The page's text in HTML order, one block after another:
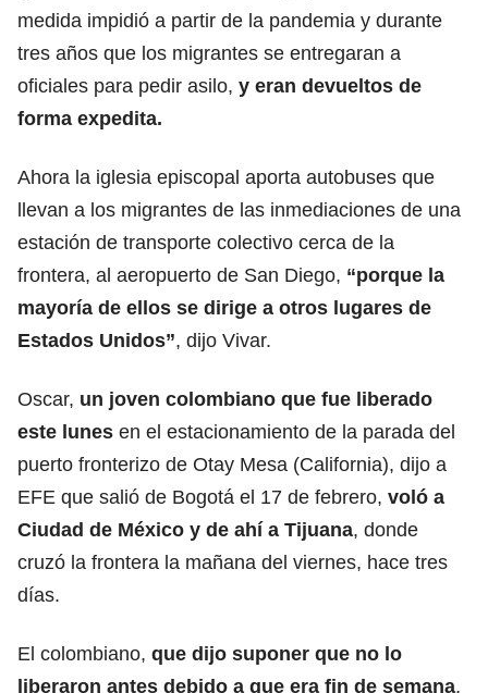
medida impidió a partir de la pandemia y durante
tres años que los migrantes se entregaran a
oficiales para pedir asilo, y eran devueltos de
forma expedita.
Ahora la iglesia episcopal aporta autobuses que
llevan a los migrantes de las inmediaciones de una
estación de transporte colectivo cerca de la
frontera, al aeropuerto de San Diego, “porque la
mayoría de ellos se dirige a otros lugares de
Estados Unidos”, dijo Vivar.
Oscar, un joven colombiano que fue liberado
este lunes en el estacionamiento de la parada del
puerto fronterizo de Otay Mesa (California), dijo a
EFE que salió de Bogotá el 17 de febrero, voló a
Ciudad de México y de ahí a Tijuana, donde
cruzó la frontera la mañana del viernes, hace tres
días.
El colombiano, que dijo suponer que no lo
liberaron antes debido a que era fin de semana,